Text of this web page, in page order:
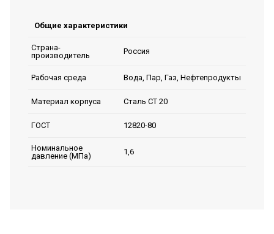
Общие характеристики
Страна-
производитель
Россия
Рабочая среда Вода, Пар, Газ, Нефтепродукты
Материал корпуса Сталь СТ 20
ГОСТ 12820-80
Номинальное
давление (МПа)
1,6